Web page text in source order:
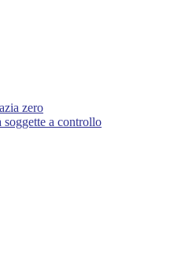
zero
a controllo